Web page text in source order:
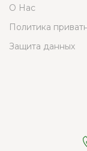
О Нас
Политика
Защита данных